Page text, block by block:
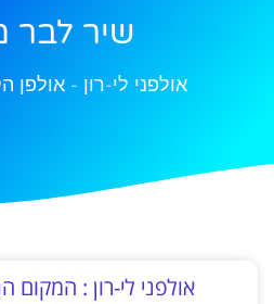
שיר לבר
אולפני לי-רון -
אולפני לי-רון : המקום